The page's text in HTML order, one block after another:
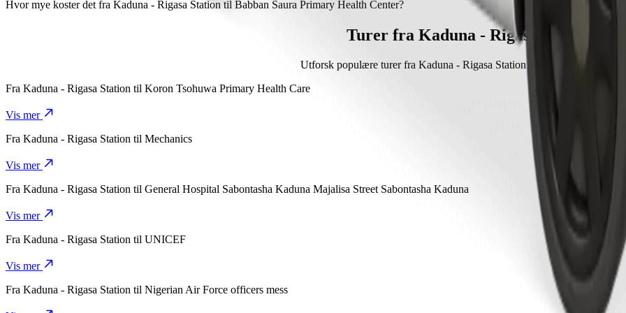
Det tar omtrent 30 min fra Kaduna - Rigasa Station til Babban Saura Primary Health Center med Bolt.
Hvor mye koster det fra Kaduna - Rigasa Station til Babban Saura Primary Health Center?
Prisen fra Kaduna - Rigasa Station til Babban Saura Primary Health Center med Bolt er omtrent 3 911,70 NGN NGN.
Turer fra Kaduna - Rigasa Station
Utforsk populære turer fra Kaduna - Rigasa Station til andre steder i
Fra Kaduna - Rigasa Station til Koron Tsohuwa Primary Health Care
Vis mer
Fra Kaduna - Rigasa Station til Mechanics
Vis mer
Fra Kaduna - Rigasa Station til General Hospital Sabontasha Kaduna Majalisa Street Sabontasha Kaduna
Vis mer
Fra Kaduna - Rigasa Station til UNICEF
Vis mer
Fra Kaduna - Rigasa Station til Nigerian Air Force officers mess